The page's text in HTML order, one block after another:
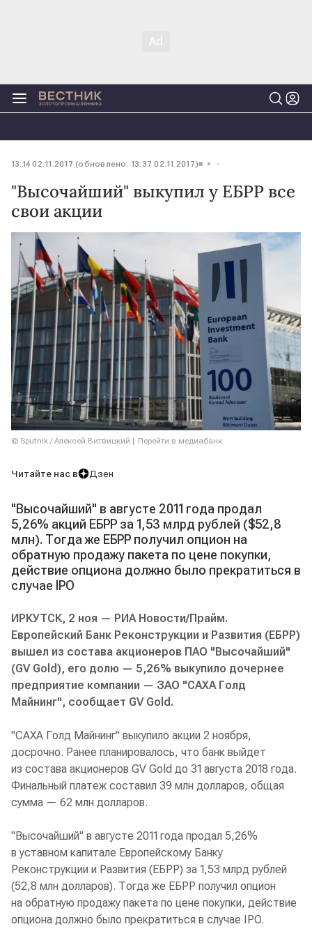
13:14 02.11.2017 (обновлено: 13:37 02.11.2017)
"Высочайший" выкупил у ЕБРР все
свои акции
© Sputnik / Алексей Витвицкий Перейти в медиабанк
Читайте нас в Дзен
"Высочайший" в августе 2011 года продал
5,26% акций ЕБРР за 1,53 млрд рублей ($52,8
млн). Тогда же ЕБРР получил опцион на
обратную продажу пакета по цене покупки,
действие опциона должно было прекратиться в
случае IPO
ИРКУТСК, 2 ноя — РИА Новости/Прайм.
Европейский Банк Реконструкции и Развития (ЕБРР)
вышел из состава акционеров ПАО "Высочайший"
(GV Gold), его долю — 5,26% выкупило дочернее
предприятие компании — ЗАО "САХА Голд
Майнинг", сообщает GV Gold.
"САХА Голд Майнинг" выкупило акции 2 ноября,
досрочно. Ранее планировалось, что банк выйдет
из состава акционеров GV Gold до 31 августа 2018 года.
Финальный платеж составил 39 млн долларов, общая
сумма — 62 млн долларов.
"Высочайший" в августе 2011 года продал 5,26%
в уставном капитале Европейскому Банку
Реконструкции и Развития (ЕБРР) за 1,53 млрд рублей
(52,8 млн долларов). Тогда же ЕБРР получил опцион
на обратную продажу пакета по цене покупки, действие
опциона должно было прекратиться в случае IPO.